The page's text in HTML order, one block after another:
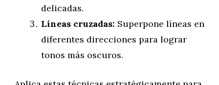
delicadas.
Líneas cruzadas: Superpone líneas en
diferentes direcciones para lograr
tonos más oscuros.